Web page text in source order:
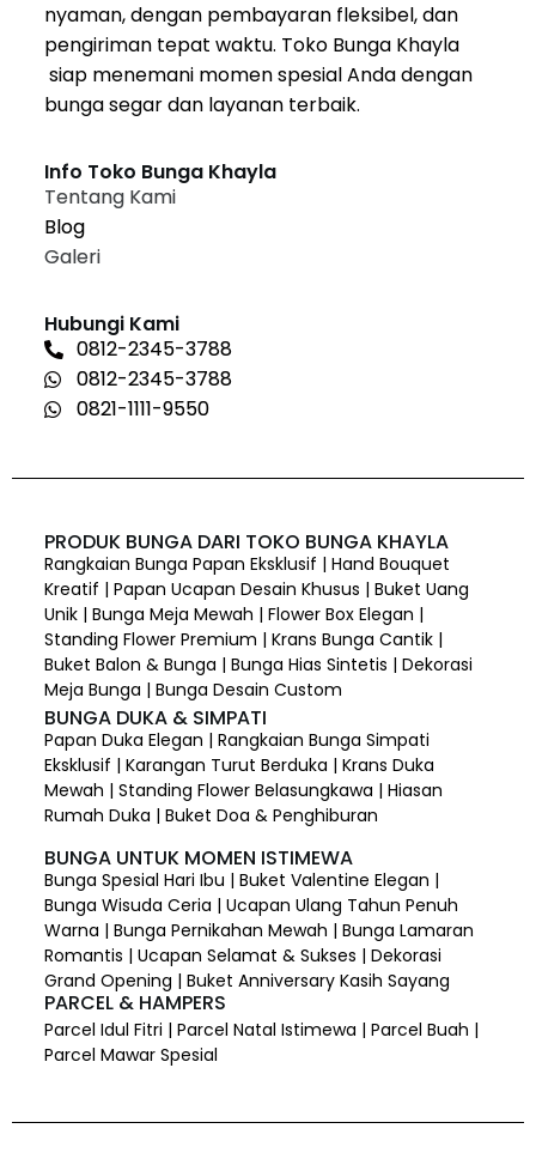
nyaman, dengan pembayaran fleksibel, dan
pengiriman tepat waktu. Toko Bunga Khayla
siap menemani momen spesial Anda dengan
bunga segar dan layanan terbaik.
Info Toko Bunga Khayla
Tentang Kami
Blog
Galeri
Hubungi Kami
0812-2345-3788
0812-2345-3788
0821-1111-9550
PRODUK BUNGA DARI TOKO BUNGA KHAYLA
Rangkaian Bunga Papan Eksklusif | Hand Bouquet
Kreatif | Papan Ucapan Desain Khusus | Buket Uang
Unik | Bunga Meja Mewah | Flower Box Elegan |
Standing Flower Premium | Krans Bunga Cantik |
Buket Balon & Bunga | Bunga Hias Sintetis | Dekorasi
Meja Bunga | Bunga Desain Custom
BUNGA DUKA & SIMPATI
Papan Duka Elegan | Rangkaian Bunga Simpati
Eksklusif | Karangan Turut Berduka | Krans Duka
Mewah | Standing Flower Belasungkawa | Hiasan
Rumah Duka | Buket Doa & Penghiburan
BUNGA UNTUK MOMEN ISTIMEWA
Bunga Spesial Hari Ibu | Buket Valentine Elegan |
Bunga Wisuda Ceria | Ucapan Ulang Tahun Penuh
Warna | Bunga Pernikahan Mewah | Bunga Lamaran
Romantis | Ucapan Selamat & Sukses | Dekorasi
Grand Opening | Buket Anniversary Kasih Sayang
PARCEL & HAMPERS
Parcel Idul Fitri | Parcel Natal Istimewa | Parcel Buah |
Parcel Mawar Spesial